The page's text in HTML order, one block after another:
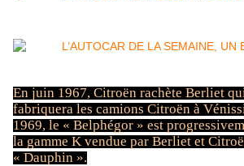
En juin 1967, Citroën rachète Berliet
fabriquera les camions Citroën à
1969, le « Belphégor » est
la gamme K vendue par Berliet et
« Dauphin ».